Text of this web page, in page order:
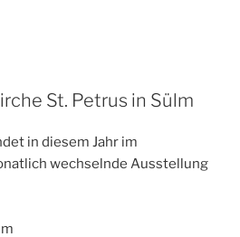
St. Petrus in Sülm
in diesem Jahr im
wechselnde Ausstellung